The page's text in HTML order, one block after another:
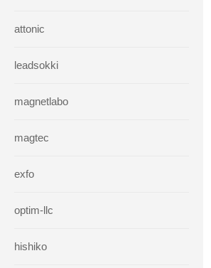
attonic
leadsokki
magnetlabo
magtec
exfo
optim-llc
hishiko